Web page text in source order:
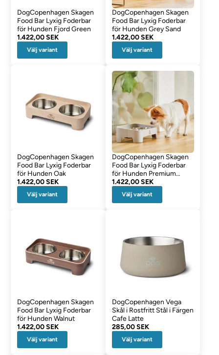
DogCopenhagen Skagen
Food Bar Lyxig Foderbar
för Hunden Fjord Green
1.422,00 SEK
Välj variant
DogCopenhagen Skagen
Food Bar Lyxig Foderbar
för Hunden Grey Sand
1.422,00 SEK
Välj variant
DogCopenhagen Skagen
Food Bar Lyxig Foderbar
för Hunden Oak
1.422,00 SEK
Välj variant
DogCopenhagen Skagen
Food Bar Lyxig Foderbar
för Hunden Premium
White
1.422,00 SEK
Välj variant
DogCopenhagen Skagen
Food Bar Lyxig Foderbar
för Hunden Walnut
1.422,00 SEK
Välj variant
DogCopenhagen Vega
Skål i Rostfritt Stål i Färgen
Cafe Latte
285,00 SEK
Välj variant